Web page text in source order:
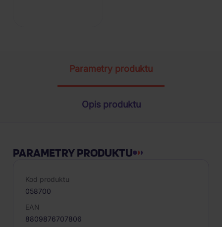
Parametry produktu
Opis produktu
PARAMETRY PRODUKTU
Kod produktu
058700
EAN
8809876707806